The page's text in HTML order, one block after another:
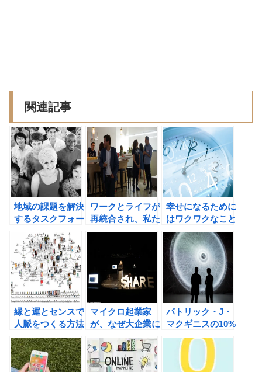
関連記事
地域の課題を解決
するタスクフォー
ス型コミュニティ
とは何か？
ワークとライフが
再統合され、私た
ちはスマートシテ
幸せになるために
はワクワクなこと
をすればよいとい
う簡単なルール。
縁と運とセンスで
人脈をつくる方法
マイクロ起業家
が、なぜ大企業に
勝てるのか？ ビ
ッグバンイノベー
ションの書評
パトリック・J・
マクギニスの10%
起業の書評とみら
いチャレンジ！